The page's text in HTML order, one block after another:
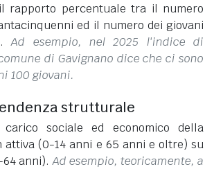
rapporto percentuale tra il numero
ed il numero dei giovani
Ad esempio, nel 2025 l'indice di
di Gavignano dice che ci sono
100 giovani.
strutturale
sociale ed economico della
attiva (0-14 anni e 65 anni e oltre) su
64 anni).Ad esempio, teoricamente, a